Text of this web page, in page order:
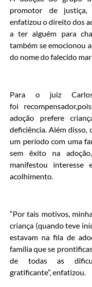
promotor de justiça,
enfatizou o direito dos
a ter alguém para
também se emocionou
do nome do falecido
Para o juiz
foi
adoção prefere
deficiência. Além disso,
um período com uma
sem êxito na
manifestou
acolhimento.
“Por tais motivos,
criança (quando teve
estavam na fila de
família que se
de todas as
gratificante”, enfatizou.